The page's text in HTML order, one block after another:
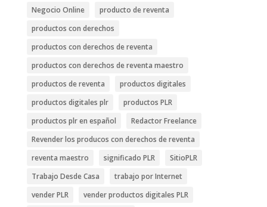
Negocio Online
producto de reventa
productos con derechos
productos con derechos de reventa
productos con derechos de reventa maestro
productos de reventa
productos digitales
productos digitales plr
productos PLR
productos plr en español
Redactor Freelance
Revender los producos con derechos de reventa
reventa maestro
significado PLR
SitioPLR
Trabajo Desde Casa
trabajo por Internet
vender PLR
vender productos digitales PLR